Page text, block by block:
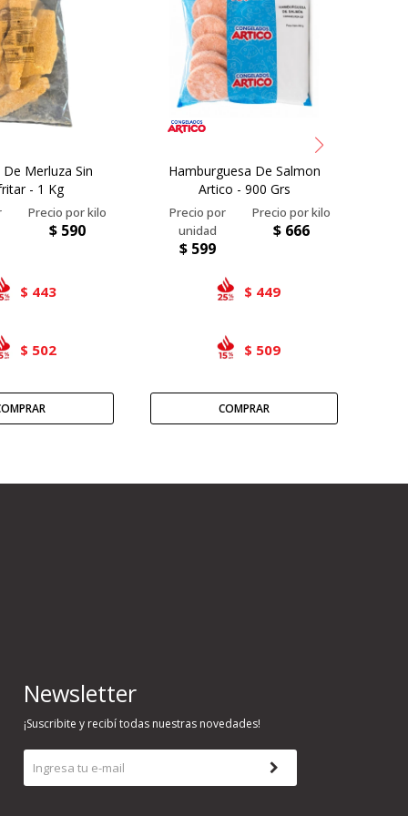
Merluza Sin
- 1 Kg
$ 590
$ 443
$ 502
Hamburguesa De Salmon
Artico - 900 Grs
$ 599
$ 666
$ 449
$ 509
Newsletter
¡Suscribite y recibí todas nuestras novedades!